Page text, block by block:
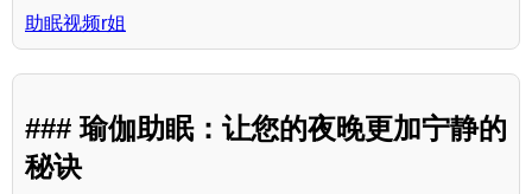
助眠视频r姐
### 瑜伽助眠：让您的夜晚更加宁静的
秘诀